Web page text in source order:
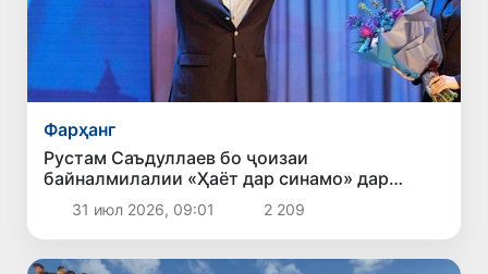
Фарҳанг
Рустам Саъдуллаев бо ҷоизаи
байналмилалии «Ҳаёт дар синамо» дар
кинофестивали "Дарвозаҳои Ғарб"сарфароз
гардид
31 июл 2026, 09:01 2 209